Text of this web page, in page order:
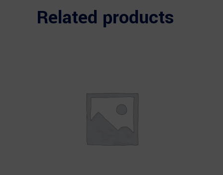
Related products